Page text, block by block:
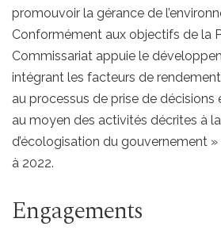
promouvoir la gérance de
Conformément aux objectifs de la
Commissariat appuie le
intégrant les facteurs de
au processus de prise de décisions
au moyen des activités décrites à
d’écologisation du gouvernement
à 2022.
Engagements